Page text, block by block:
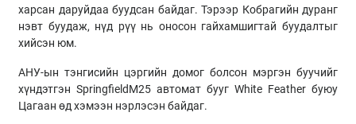
харсан даруйдаа буудсан байдаг. Тэрээр Кобрагийн дуранг
нэвт буудаж, нүд рүү нь оносон гайхамшигтай буудалтыг
хийсэн юм.
АНУ-ын тэнгисийн цэргийн домог болсон мэргэн буучийг
хүндэтгэн SpringfieldM25 автомат бууг White Feather буюу
Цагаан өд хэмээн нэрлэсэн байдаг.